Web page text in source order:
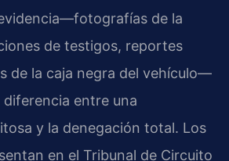
de la
de testigos, reportes
de la caja negra del vehículo—
diferencia entre una
y la denegación total. Los
en el Tribunal de Circuito